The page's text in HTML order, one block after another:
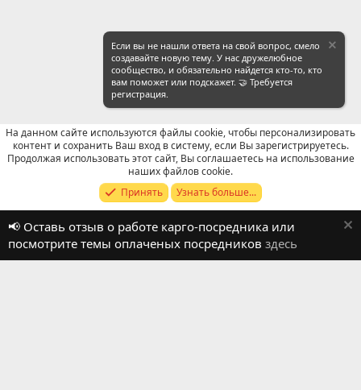
Отзывы о работе посредников
Russian (RU)
Обратная связь
Условия и правила
Политика конфиденциальности
Помощь
R
Если вы не нашли ответа на свой вопрос, смело
создавайте новую тему. У нас дружелюбное
сообщество, и обязательно найдется кто-то, кто
вам поможет или подскажет. 🤝 Требуется
регистрация.
На данном сайте используются файлы cookie, чтобы персонализировать
контент и сохранить Ваш вход в систему, если Вы зарегистрируетесь.
Продолжая использовать этот сайт, Вы соглашаетесь на использование
наших файлов cookie.
Принять
Узнать больше...
📢 Оставь отзыв о работе карго-посредника или
посмотрите темы оплаченых посредников здесь